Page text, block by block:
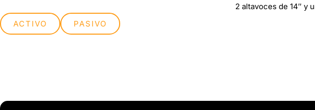
2 altavoces de 14″ y
ACTIVO
PASIVO